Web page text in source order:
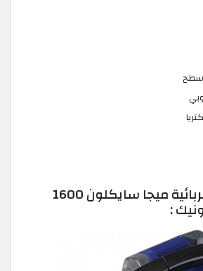
4. مكنسة كهربائية ميجا سايكلون 1600
: